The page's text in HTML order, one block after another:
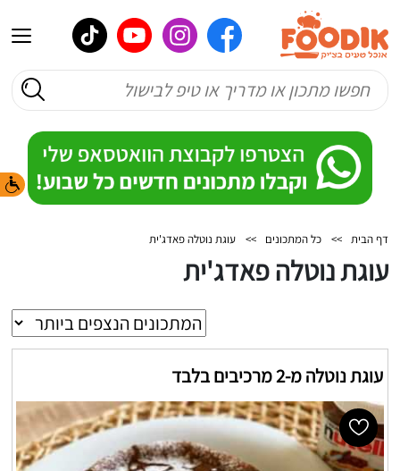
דף הבית >> כל המתכונים >> עוגת נוטלה פאדג'ית
עוגת נוטלה פאדג'ית
עוגת נוטלה מ-2 מרכיבים בלבד